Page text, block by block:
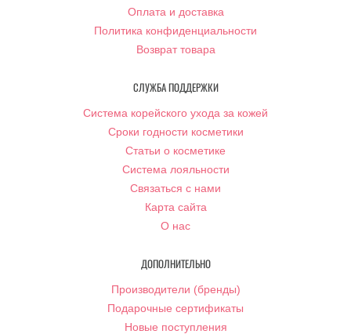
Оплата и доставка
Политика конфиденциальности
Возврат товара
СЛУЖБА ПОДДЕРЖКИ
Система корейского ухода за кожей
Сроки годности косметики
Статьи о косметике
Система лояльности
Связаться с нами
Карта сайта
О нас
ДОПОЛНИТЕЛЬНО
Производители (бренды)
Подарочные сертификаты
Новые поступления